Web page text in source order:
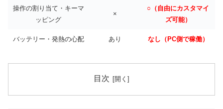
操作の割り当て・キーマ
ッピング
×
○（自由にカスタマイ
ズ可能）
バッテリー・発熱の心配 あり なし（PC側で稼働）
目次